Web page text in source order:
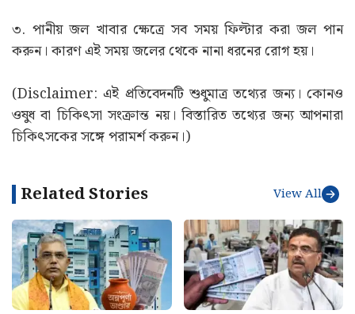
৩. পানীয় জল খাবার ক্ষেত্রে সব সময় ফিল্টার করা জল পান
করুন। কারণ এই সময় জলের থেকে নানা ধরনের রোগ হয়।
(Disclaimer: এই প্রতিবেদনটি শুধুমাত্র তথ্যের জন্য। কোনও
ওষুধ বা চিকিৎসা সংক্রান্ত নয়। বিস্তারিত তথ্যের জন্য আপনারা
চিকিৎসকের সঙ্গে পরামর্শ করুন।)
Related Stories View All